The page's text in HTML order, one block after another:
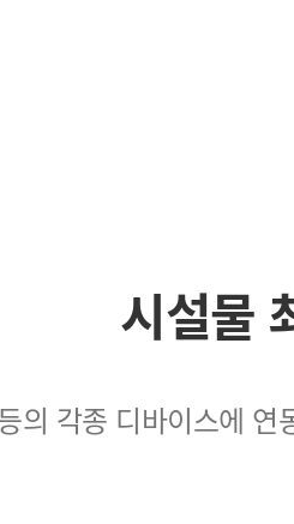
시설물
의 각종 디바이스에